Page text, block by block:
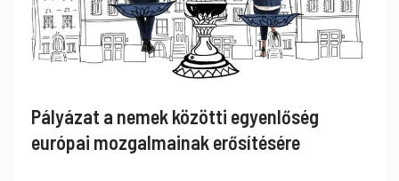
Pályázat a nemek közötti egyenlőség
európai mozgalmainak erősítésére